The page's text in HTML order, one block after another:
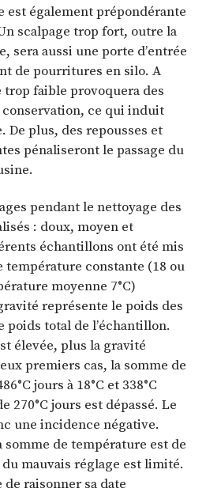
est également prépondérante
scalpage trop fort, outre la
sera aussi une porte d’entrée
de pourritures en silo. A
trop faible provoquera des
ce qui induit
De plus, des repousses et
pénaliseront le passage du
pendant le nettoyage des
: doux, moyen et
échantillons ont été mis
température constante (18 ou
moyenne 7°C)
représente le poids des
total de l’échantillon.
élevée, plus la gravité
premiers cas, la somme de
jours à 18°C et 338°C
270°C jours est dépassé. Le
une incidence négative.
de température est de
du mauvais réglage est limité.
raisonner sa date